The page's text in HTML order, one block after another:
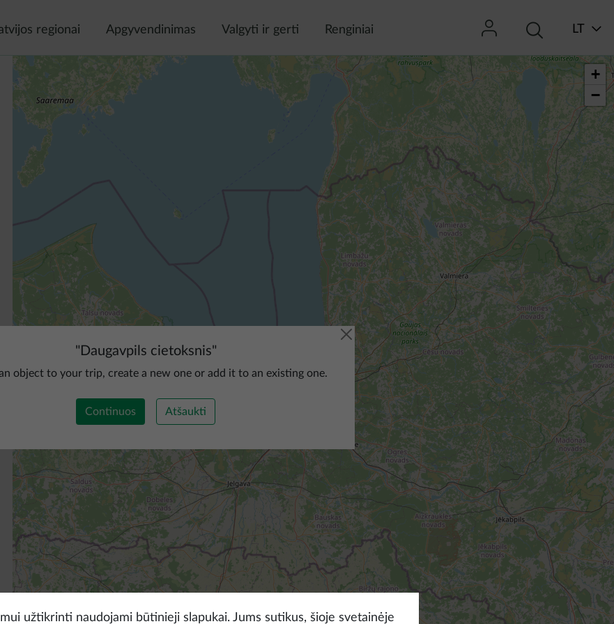
regionai Apgyvendinimas Valgyti ir gerti Renginiai LT
+
−
" Daugavpils cietoksnis"
object to your trip, create a new one or add it to an existing one.
Continuos Atšaukti
užtikrinti naudojami būtinieji slapukai. Jums sutikus, šioje svetainėje